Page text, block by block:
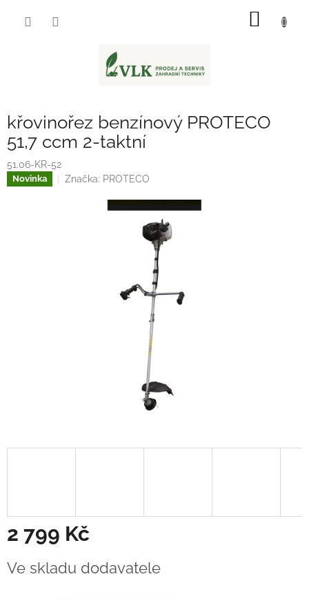
křovinořez benzínový PROTECO
51,7 ccm 2-taktní
51.06-KR-52
Novinka Značka: PROTECO
2 799 Kč
cena:
Ve skladu dodavatele